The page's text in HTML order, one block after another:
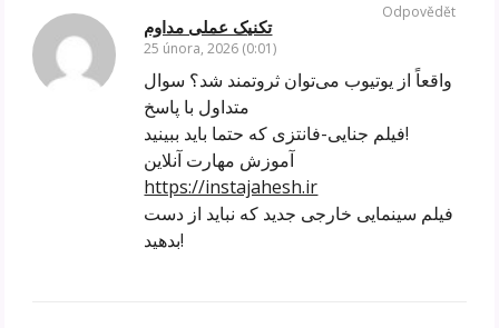
تکنیک عملی مداوم
25 února, 2026 (0:01)
واقعاً از یوتیوب می‌توان ثروتمند شد؟ سوال
متداول با پاسخ
فیلم جنایی-فانتزی که حتما باید ببینید!
آموزش مهارت آنلاین
https://instajahesh.ir
فیلم سینمایی خارجی جدید که نباید از دست
بدهید!
Odpovědět